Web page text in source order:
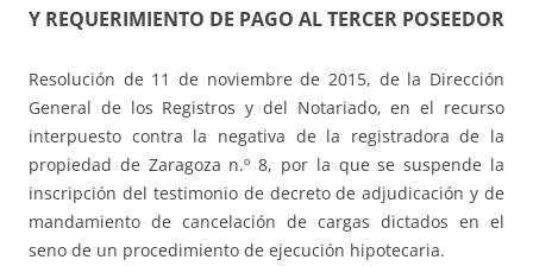
Y REQUERIMIENTO DE PAGO AL TERCER POSEEDOR
Resolución de 11 de noviembre de 2015, de la Dirección
General de los Registros y del Notariado, en el recurso
interpuesto contra la negativa de la registradora de la
propiedad de Zaragoza n.º 8, por la que se suspende la
inscripción del testimonio de decreto de adjudicación y de
mandamiento de cancelación de cargas dictados en el
seno de un procedimiento de ejecución hipotecaria.